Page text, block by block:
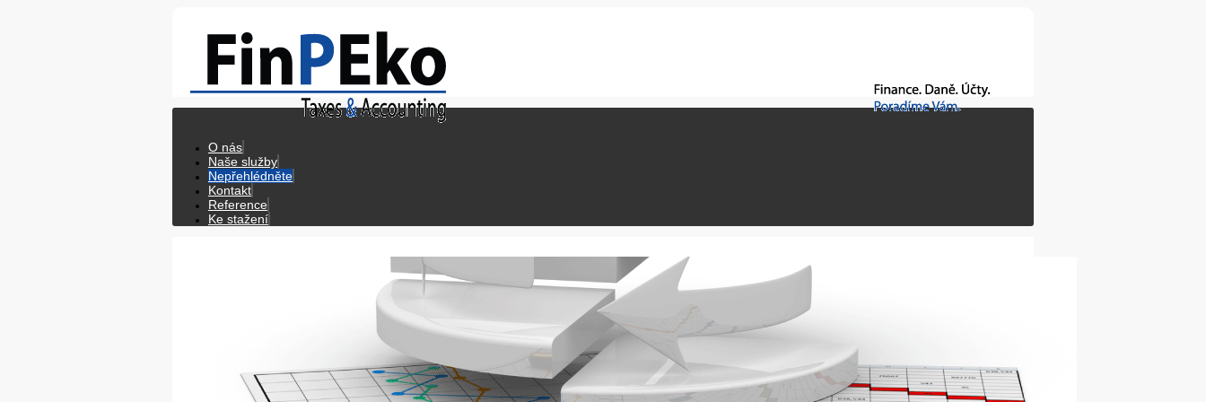
O nás
Naše služby
Nepřehlédněte
Kontakt
Reference
Ke stažení